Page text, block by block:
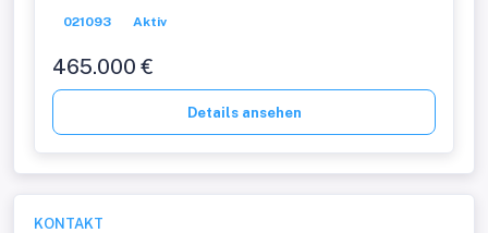
021093 Aktiv
465.000 €
Details ansehen
KONTAKT